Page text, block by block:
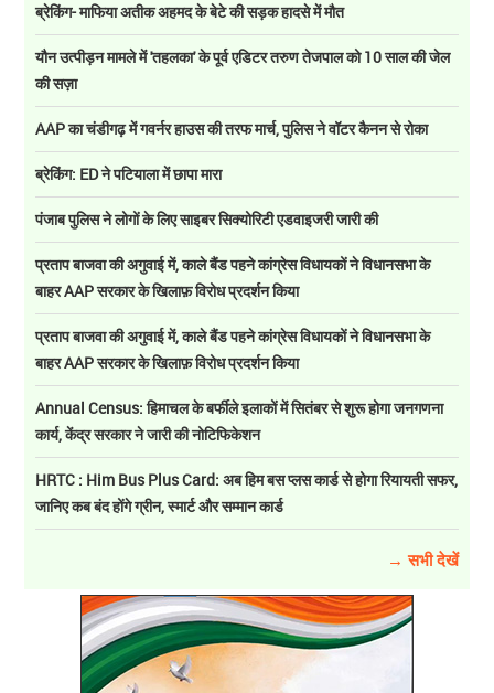
ब्रेकिंग- माफिया अतीक अहमद के बेटे की सड़क हादसे में मौत
यौन उत्पीड़न मामले में 'तहलका' के पूर्व एडिटर तरुण तेजपाल को 10 साल की जेल
की सज़ा
AAP का चंडीगढ़ में गवर्नर हाउस की तरफ मार्च, पुलिस ने वॉटर कैनन से रोका
ब्रेकिंग: ED ने पटियाला में छापा मारा
पंजाब पुलिस ने लोगों के लिए साइबर सिक्योरिटी एडवाइजरी जारी की
प्रताप बाजवा की अगुवाई में, काले बैंड पहने कांग्रेस विधायकों ने विधानसभा के
बाहर AAP सरकार के खिलाफ़ विरोध प्रदर्शन किया
प्रताप बाजवा की अगुवाई में, काले बैंड पहने कांग्रेस विधायकों ने विधानसभा के
बाहर AAP सरकार के खिलाफ़ विरोध प्रदर्शन किया
Annual Census: हिमाचल के बर्फीले इलाकों में सितंबर से शुरू होगा जनगणना
कार्य, केंद्र सरकार ने जारी की नोटिफिकेशन
HRTC : Him Bus Plus Card: अब हिम बस प्लस कार्ड से होगा रियायती सफर,
जानिए कब बंद होंगे ग्रीन, स्मार्ट और सम्मान कार्ड
→ सभी देखें